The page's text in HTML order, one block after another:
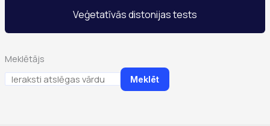
Veģetatīvās distonijas tests
Meklētājs
Meklēt